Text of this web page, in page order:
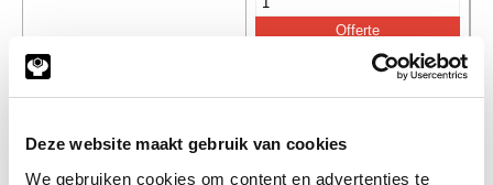
Deze website maakt gebruik van cookies
We gebruiken cookies om content en advertenties te
SKF843 Zelfinst. lager SKF 2204 E-TN9